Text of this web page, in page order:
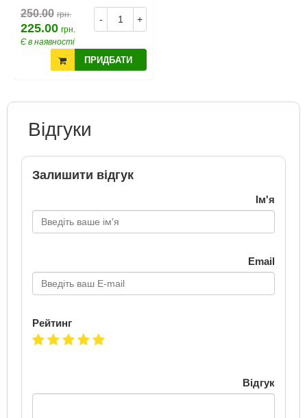
- +
250.00 грн.
225.00 грн.
Є в наявності
ПРИДБАТИ
Відгуки
Залишити відгук
Ім'я
Email
Рейтинг
Відгук